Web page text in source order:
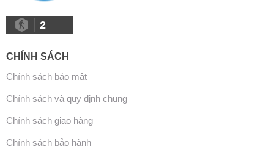
2
CHÍNH SÁCH
Chính sách bảo mật
Chính sách và quy định chung
Chính sách giao hàng
Chính sách bảo hành